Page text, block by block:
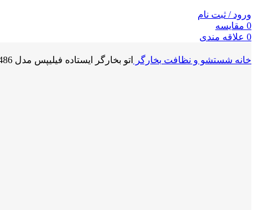
ورود / ثبت نام
0 مقايسه
0 علاقه مندی
جستجو خانه شستشو و نظافت بخارگر اتو بخارگر ایستاده فیلیپس مدل GC486